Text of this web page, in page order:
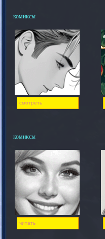
комиксы
смотреть
комиксы
читать